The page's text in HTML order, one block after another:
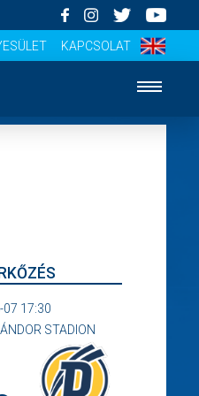
KAPCSOLAT
07 17:30
STADION